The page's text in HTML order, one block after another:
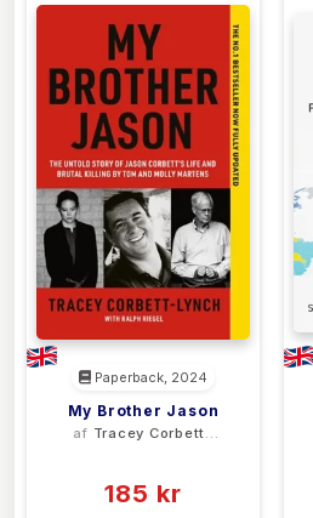
Paperback, 2024
My Brother Jason
af Tracey Corbett-
185 kr